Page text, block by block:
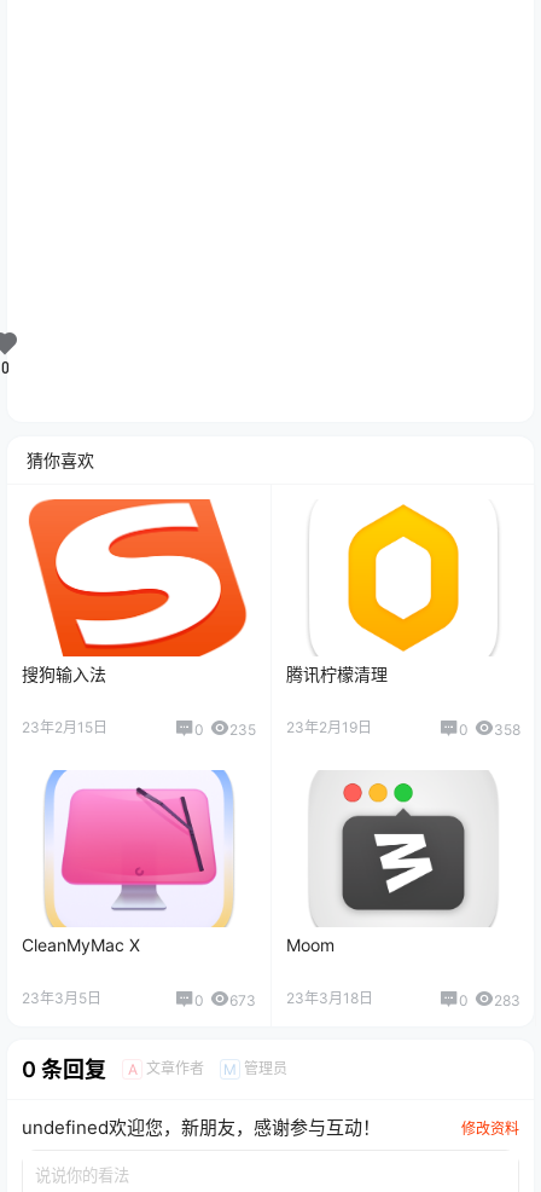
0
猜你喜欢
搜狗输入法
23年2月15日 0 235
腾讯柠檬清理
23年2月19日 0 358
CleanMyMac X
23年3月5日 0 673
Moom
23年3月18日 0 283
0 条回复 A 文章作者 M 管理员
undefined欢迎您，新朋友，感谢参与互动！ 修改资料